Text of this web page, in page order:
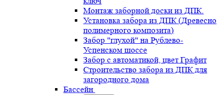
Монтаж заборной доски из ДПК.
Установка забора из ДПК (Древесно
полимерного композита)
Забор "глухой" на Рублево-
Успенском шоссе
Забор с автоматикой, цвет Графит
Строительство забора из ДПК для
загородного дома
Бассейн